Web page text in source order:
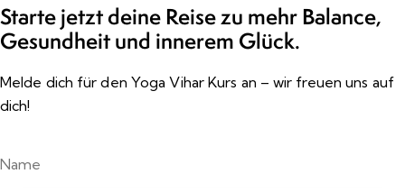
Starte jetzt deine Reise zu mehr Balance,
Gesundheit und innerem Glück.
Melde dich für den Yoga Vihar Kurs an – wir freuen uns auf
dich!